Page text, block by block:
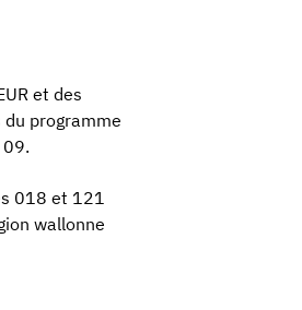
et des
programme
018 et 121
wallonne